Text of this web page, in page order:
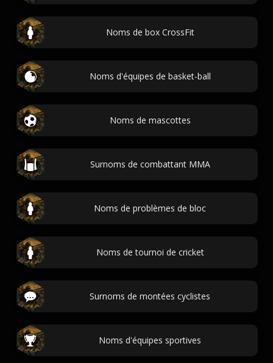
Noms de box CrossFit
Noms d'équipes de basket-ball
Noms de mascottes
Surnoms de combattant MMA
Noms de problèmes de bloc
Noms de tournoi de cricket
Surnoms de montées cyclistes
Noms d'équipes sportives